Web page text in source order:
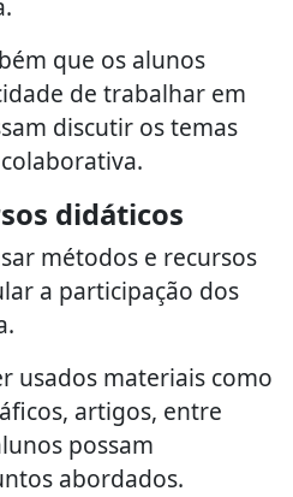
que os alunos
de trabalhar em
discutir os temas
didáticos
métodos e recursos
a participação dos
usados materiais como
artigos, entre
possam
abordados.